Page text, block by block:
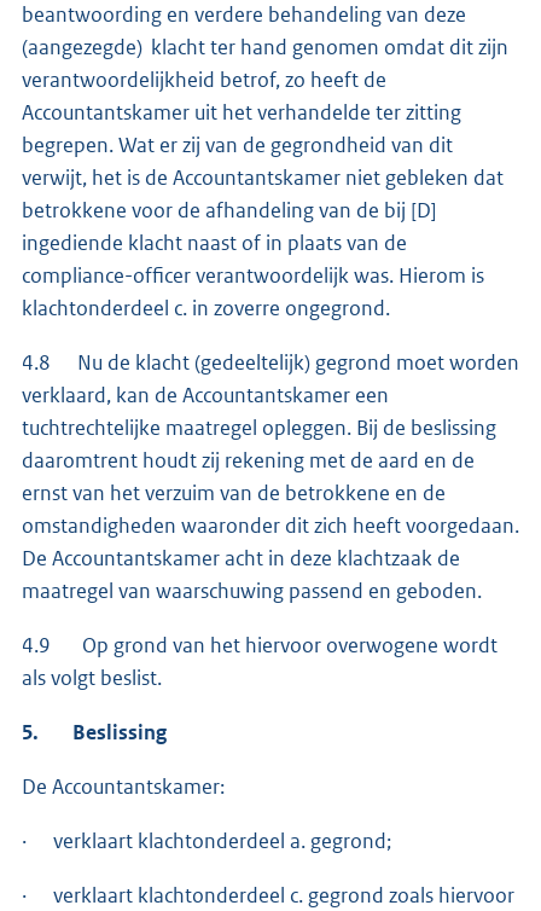
beantwoording en verdere behandeling van deze
(aangezegde) klacht ter hand genomen omdat dit zijn
verantwoordelijkheid betrof, zo heeft de
Accountantskamer uit het verhandelde ter zitting
begrepen. Wat er zij van de gegrondheid van dit
verwijt, het is de Accountantskamer niet gebleken dat
betrokkene voor de afhandeling van de bij [D]
ingediende klacht naast of in plaats van de
compliance-officer verantwoordelijk was. Hierom is
klachtonderdeel c. in zoverre ongegrond.
4.8 Nu de klacht (gedeeltelijk) gegrond moet worden
verklaard, kan de Accountantskamer een
tuchtrechtelijke maatregel opleggen. Bij de beslissing
daaromtrent houdt zij rekening met de aard en de
ernst van het verzuim van de betrokkene en de
omstandigheden waaronder dit zich heeft voorgedaan.
De Accountantskamer acht in deze klachtzaak de
maatregel van waarschuwing passend en geboden.
4.9 Op grond van het hiervoor overwogene wordt
als volgt beslist.
5. Beslissing
De Accountantskamer:
· verklaart klachtonderdeel a. gegrond;
· verklaart klachtonderdeel c. gegrond zoals hiervoor